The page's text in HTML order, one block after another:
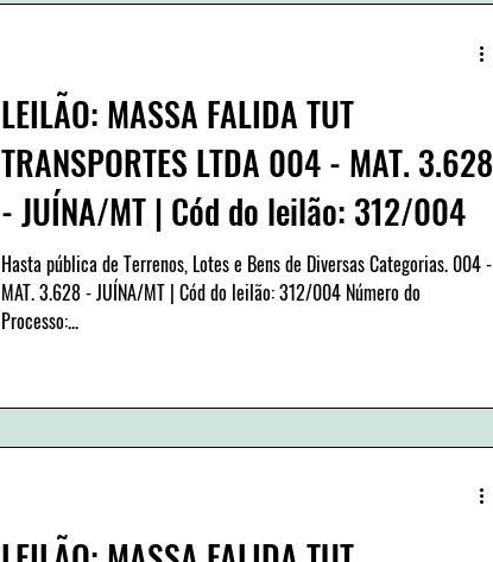
LEILÃO: MASSA FALIDA TUT
TRANSPORTES LTDA 004 - MAT. 3.628
- JUÍNA/MT | Cód do leilão: 312/004
Hasta pública de Terrenos, Lotes e Bens de Diversas Categorias. 004 -
MAT. 3.628 - JUÍNA/MT | Cód do leilão: 312/004 Número do
Processo:...